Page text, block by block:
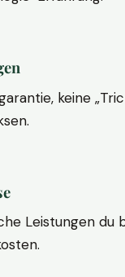
keine
Leistungen du